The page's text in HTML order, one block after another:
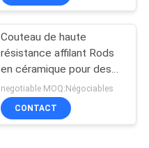
Couteau de haute
résistance affilant Rods
en céramique pour des
couteaux de cuisine,
couteaux de fruit
negotiable MOQ:Négociables
CONTACT